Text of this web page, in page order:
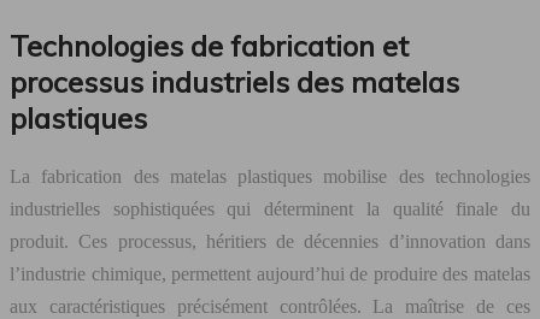
Technologies de fabrication et
processus industriels des matelas
plastiques
La fabrication des matelas plastiques mobilise des technologies
industrielles sophistiquées qui déterminent la qualité finale du
produit. Ces processus, héritiers de décennies d’innovation dans
l’industrie chimique, permettent aujourd’hui de produire des matelas
aux caractéristiques précisément contrôlées. La maîtrise de ces